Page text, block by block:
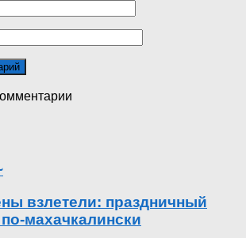
взлетели: праздничный
махачкалински